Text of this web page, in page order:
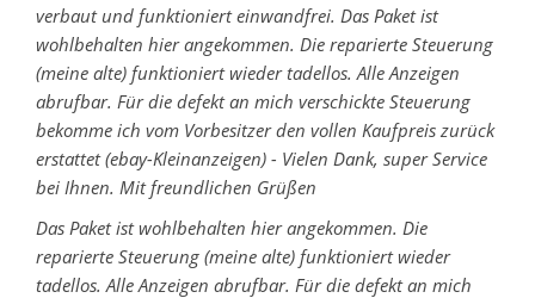
verbaut und funktioniert einwandfrei. Das Paket ist
wohlbehalten hier angekommen. Die reparierte Steuerung
(meine alte) funktioniert wieder tadellos. Alle Anzeigen
abrufbar. Für die defekt an mich verschickte Steuerung
bekomme ich vom Vorbesitzer den vollen Kaufpreis zurück
erstattet (ebay-Kleinanzeigen) - Vielen Dank, super Service
bei Ihnen. Mit freundlichen Grüßen
Das Paket ist wohlbehalten hier angekommen. Die
reparierte Steuerung (meine alte) funktioniert wieder
tadellos. Alle Anzeigen abrufbar. Für die defekt an mich